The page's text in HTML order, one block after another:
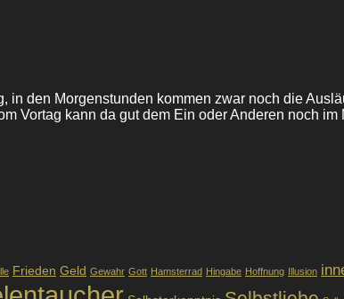
in den Morgenstunden kommen zwar noch die
Vortag kann da gut dem Ein oder Anderen noch
Frieden Geld Gewahr Gott Hamsterrad Hingabe Hoffnung Illusion